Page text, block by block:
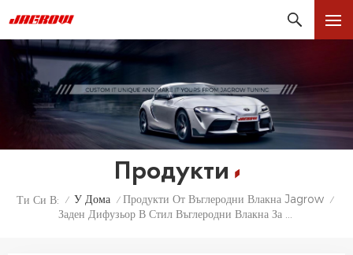
Продукти
Ти Си В: / У Дома / Продукти От Въглеродни Влакна Jagrow /